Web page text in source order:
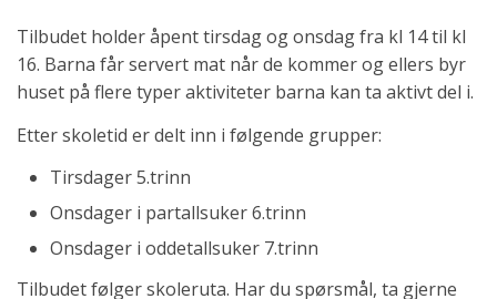
Tilbudet holder åpent tirsdag og onsdag fra kl 14 til kl
16. Barna får servert mat når de kommer og ellers byr
huset på flere typer aktiviteter barna kan ta aktivt del i.
Etter skoletid er delt inn i følgende grupper:
Tirsdager 5.trinn
Onsdager i partallsuker 6.trinn
Onsdager i oddetallsuker 7.trinn
Tilbudet følger skoleruta. Har du spørsmål, ta gjerne